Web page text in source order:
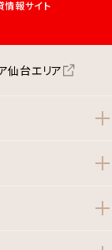
情報サイト
仙台エリア